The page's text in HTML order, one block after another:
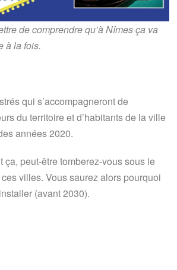
de comprendre qu’à Nîmes ça va
à la fois.
qui s’accompagneront de
du territoire et d’habitants de la ville
années 2020.
ça, peut-être tomberez-vous sous le
villes. Vous saurez alors pourquoi
(avant 2030).